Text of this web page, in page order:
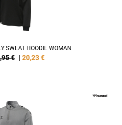
SWEAT HOODIE WOMAN
€ | 20,23€